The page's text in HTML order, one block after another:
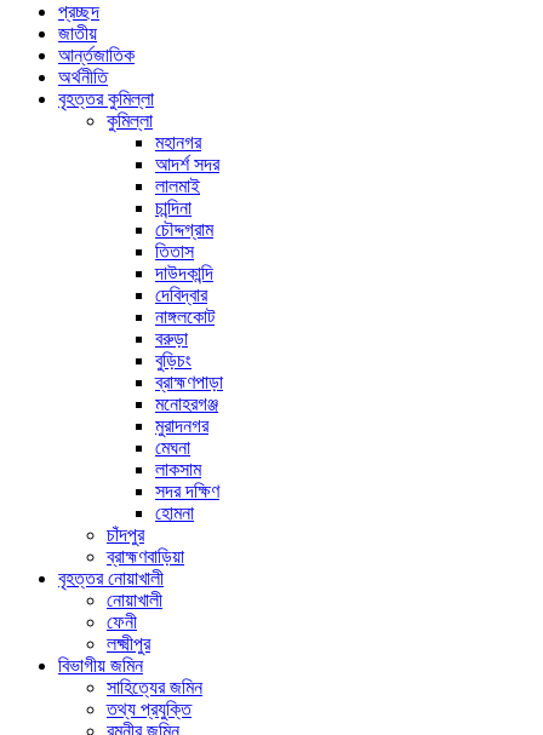
প্রচ্ছদ
জাতীয়
আর্ন্তজাতিক
অর্থনীতি
বৃহত্তর কুমিল্লা
কুমিল্লা
মহানগর
আদর্শ সদর
লালমাই
চান্দিনা
চৌদ্দগ্রাম
তিতাস
দাউদকান্দি
দেবিদ্বার
নাঙ্গলকোট
বরুড়া
বুড়িচং
ব্রাহ্মণপাড়া
মনোহরগঞ্জ
মুরাদনগর
মেঘনা
লাকসাম
সদর দক্ষিণ
হোমনা
চাঁদপুর
ব্রাহ্মণবাড়িয়া
বৃহত্তর নোয়াখালী
নোয়াখালী
ফেনী
লক্ষ্মীপুর
বিভাগীয় জমিন
সাহিত্যের জমিন
তথ্য প্রযুক্তি